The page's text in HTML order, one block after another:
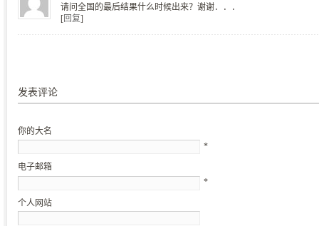
请问全国的最后结果什么时候出来？谢谢．．．
[回复]
发表评论
你的大名
*
电子邮箱
*
个人网站